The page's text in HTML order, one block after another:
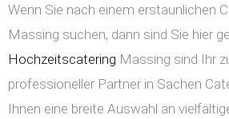
Wenn Sie nach einem erstaunlichen
Massing suchen, dann sind Sie hier
Hochzeitscatering Massing sind Ihr
professioneller Partner in Sachen
Ihnen eine breite Auswahl an